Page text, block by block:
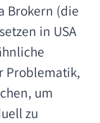
Brokern (die
in USA
Problematik,
um
zu